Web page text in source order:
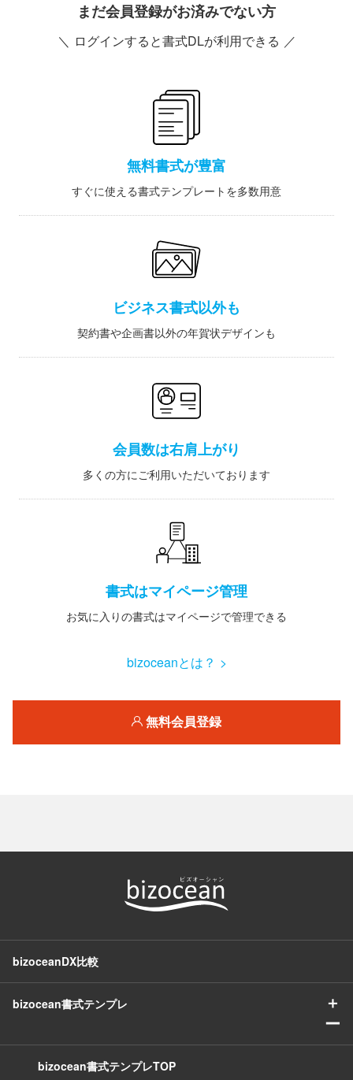
まだ会員登録がお済みでない方
＼ ログインすると書式DLが利用できる ／
無料書式が豊富
すぐに使える書式テンプレートを多数用意
ビジネス書式以外も
契約書や企画書以外の年賀状デザインも
会員数は右肩上がり
多くの方にご利用いただいております
書式はマイページ管理
お気に入りの書式はマイページで管理できる
bizoceanとは？ >
無料会員登録
bizoceanDX比較
bizocean書式テンプレ
＋
ー
bizocean書式テンプレTOP